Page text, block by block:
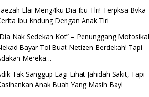
Elai Meng4ku Dia Ibu Tlri! Terpksa Bvka
Ibu Kndung Dengan Anak Tlri
Nak Sedekah Kot” – Penunggang Motosikal
Bayar Tol Buat Netizen Berdekah! Tapi
Mereka…
Tak Sanggup Lagi Lihat Jahidah Sakit, Tapi
Anak Buah Yang Masih Bayl